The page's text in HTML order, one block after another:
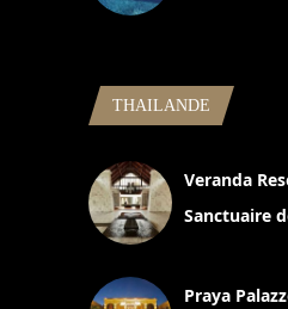
THAILANDE
Veranda
Sanctuaire
Praya